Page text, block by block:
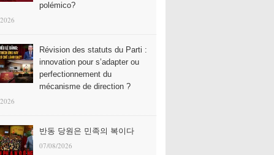
polémico?
Révision des statuts du Parti :
innovation pour s’adapter ou
perfectionnement du
mécanisme de direction ?
반동 당원은 민족의 복이다
07/08/2026